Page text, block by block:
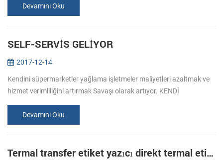
Devamını Oku
SELF-SERVİS GELİYOR
2017-12-14
Kendini süpermarketler yağlama işletmeler maliyetleri azaltmak ve
hizmet verimliliğini artırmak Savaşı olarak artıyor. KENDİ
maliyetler...
Devamını Oku
Termal transfer etiket yazıcı direkt termal etiket yazıcı arasında farklı ne